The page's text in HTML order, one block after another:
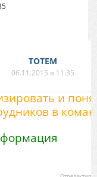
TOTEM
06.11.2015 в 11:35
и
в